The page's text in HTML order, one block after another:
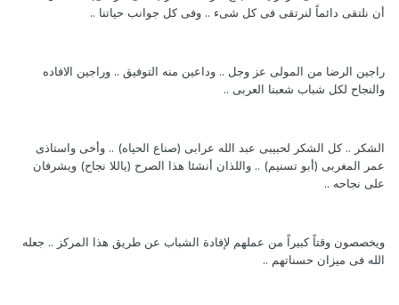
أن نلتقى دائماً لنرتقى فى كل شىء .. وفى كل جوانب حياتنا ..
راجين الرضا من المولى عز وجل .. وداعين منه التوفيق .. وراجين الافاده
والنجاح لكل شباب شعبنا العربى ..
الشكر .. كل الشكر لحبيبى عبد الله عرابى (صناع الحياه) .. وأخى واستاذى
عمر المغربى (أبو تسنيم) .. واللذان أنشئا هذا الصرح (ياللا نجاح) ويشرفان
على نجاحه ..
ويخصصون وقتاً كبيراً من عملهم لإفادة الشباب عن طريق هذا المركز .. جعله
الله فى ميزان حسناتهم ..